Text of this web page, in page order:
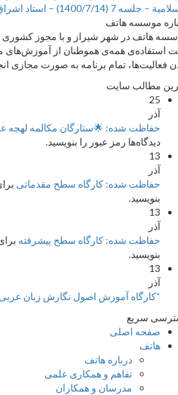
7 (1400/7/14) – استاد اشراق‌پور
موسسه هاتف
هاتف در شهر شیراز و با مجوز کشوری
همه‌ی هموطنان از آموزش‌های
تمام برنامه به صورت مجازی
مطالب سایت
25
آذر
حفاظت شده: 🌟ستارگان مکالمه لهجه
دیدگاه‌ها رمز عبور را بنویسید.
13
آذر
حفاظت شده: کارگاه سطح مقدماتیبرای
بنویسید.
13
آذر
حفاظت شده: کارگاه سطح پیشرفتهبرای
بنویسید.
13
آذر
“کارگاه آموزش اصول نگارش زبان عربی”
سریع
صفحه اصلی
هاتف
درباره هاتف
تفاهم و همکاری علمی
مدرسان و همکاران